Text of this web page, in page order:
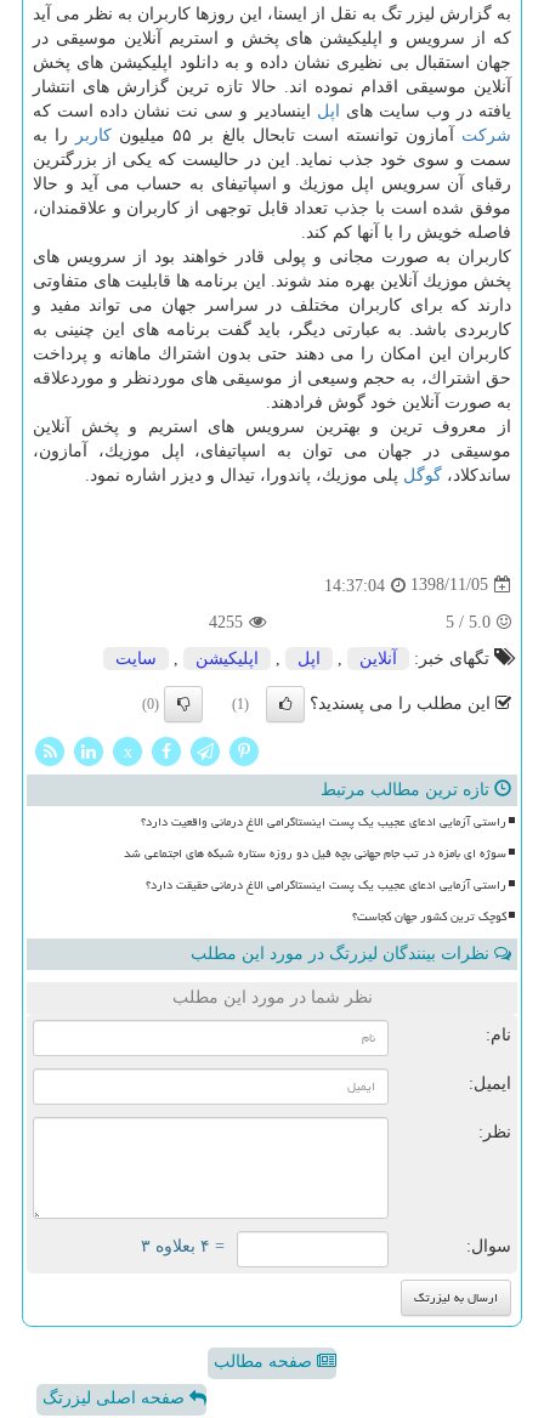
به گزارش لیزر تگ به نقل از ایسنا، این روزها كاربران به نظر می آید
كه از سرویس و اپلیكیشن های پخش و استریم آنلاین موسیقی در
جهان استقبال بی نظیری نشان داده و به دانلود اپلیكیشن های پخش
آنلاین موسیقی اقدام نموده اند. حالا تازه ترین گزارش های انتشار
یافته در وب سایت های
اپل اینسادیر و سی نت نشان داده است كه
شركت آمازون توانسته است تابحال بالغ بر ۵۵ میلیون كاربر
را به
سمت و سوی خود جذب نماید. این در حالیست كه یكی از بزرگترین
رقبای آن سرویس اپل موزیك و اسپاتیفای به حساب می آید و حالا
موفق شده است با جذب تعداد قابل توجهی از كاربران و علاقمندان،
فاصله خویش را با آنها كم كند.
كاربران به صورت مجانی و پولی قادر خواهند بود از سرویس های
پخش موزیك آنلاین بهره مند شوند. این برنامه ها قابلیت های متفاوتی
دارند كه برای كاربران مختلف در سراسر جهان می تواند مفید و
كاربردی باشد. به عبارتی دیگر، باید گفت برنامه های این چنینی به
كاربران این امكان را می دهند حتی بدون اشتراك ماهانه و پرداخت
حق اشتراك، به حجم وسیعی از موسیقی های موردنظر و موردعلاقه
به صورت آنلاین خود گوش فرادهند.
از معروف ترین و بهترین سرویس های استریم و پخش آنلاین
موسیقی در جهان می توان به اسپاتیفای، اپل موزیك، آمازون،
ساندكلاد، گوگل پلی موزیك، پاندورا، تیدال و دیزر اشاره نمود.
1398/11/05
14:37:04
5.0
/
5
4255
تگهای خبر:
آنلاین اپل اپلیكیشن سایت
این مطلب را می پسندید؟ (1)
(0)
x
تازه ترین مطالب مرتبط
راستی آزمایی ادعای عجیب یک پست اینستاگرامی الاغ درمانی واقعیت دارد؟
سوژه ای بامزه در تب جام جهانی بچه فیل دو روزه ستاره شبکه های اجتماعی شد
راستی آزمایی ادعای عجیب یک پست اینستاگرامی الاغ درمانی حقیقت دارد؟
کوچک ترین کشور جهان کجاست؟
نظرات بینندگان لیزرتگ در مورد این مطلب
نظر شما در مورد این مطلب
نام:
ایمیل:
نظر:
سوال: = ۴ بعلاوه ۳
صفحه مطالب
صفحه اصلی لیزرتگ